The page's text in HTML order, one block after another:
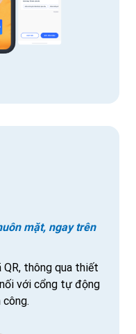
mặt, ngay trên
QR, thông qua thiết
với cổng tự động